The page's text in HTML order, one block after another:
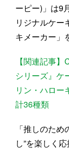
ーピー)」は9
リジナルケー
キメーカー」
【関連記事
シリーズ』ケ
リン・ハロー
計36種類
「推しのた
し”を楽しく